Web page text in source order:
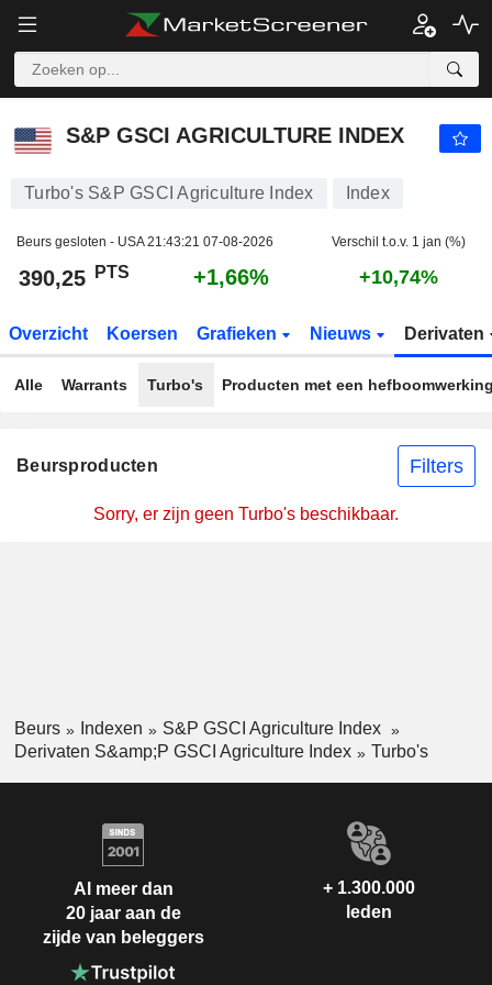
S&P GSCI AGRICULTURE INDEX
Turbo's S&P GSCI Agriculture Index Index
Beurs gesloten - USA21:43:21 07-08-2026 Verschil t.o.v. 1 jan (%)
390,25 PTS +1,66% +10,74%
Overzicht Koersen Grafieken Nieuws Derivaten
Alle Warrants Turbo's Producten met een
Beursproducten Filters
Sorry, er zijn geen Turbo's beschikbaar.
Beurs Indexen
S&P GSCI Agriculture Index
Derivaten S&amp;P GSCI Agriculture Index
Turbo's
Al meer dan
20 jaar aan de
zijde van beleggers
+ 1.300.000
leden